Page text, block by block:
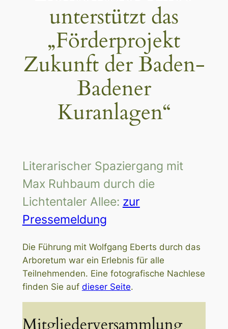
unterstützt das
„Förderprojekt
Zukunft der Baden-
Badener
Kuranlagen“
Literarischer Spaziergang mit
Max Ruhbaum durch die
Lichtentaler Allee: zur
Pressemeldung
Die Führung mit Wolfgang Eberts durch das
Arboretum war ein Erlebnis für alle
Teilnehmenden. Eine fotografische Nachlese
finden Sie auf dieser Seite.
Mitgliederversammlung